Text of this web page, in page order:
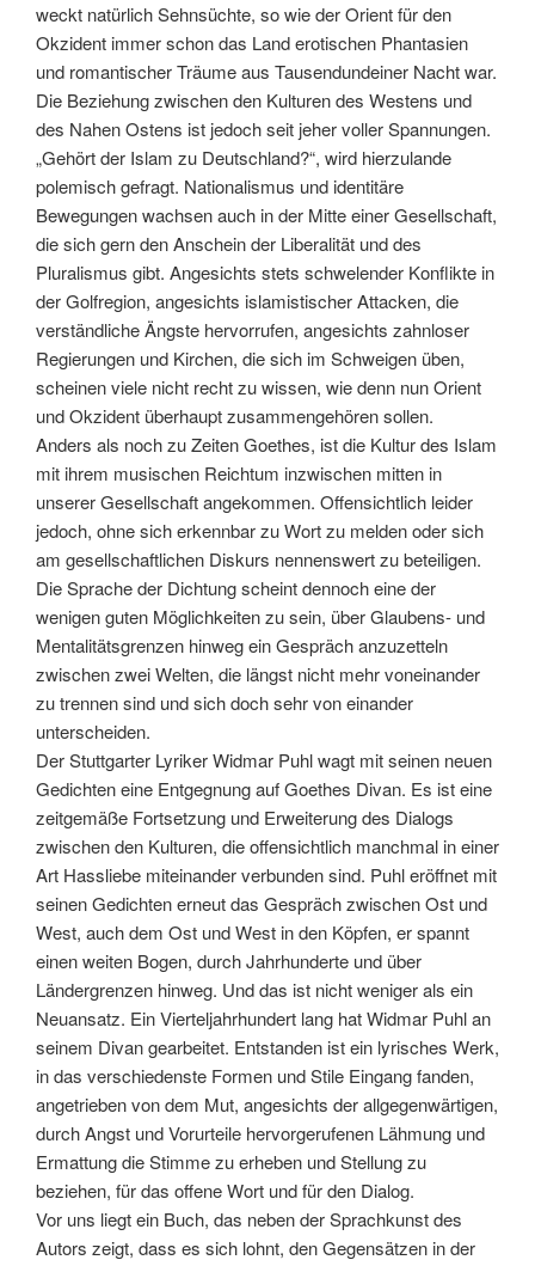
weckt natürlich Sehnsüchte, so wie der Orient für den
Okzident immer schon das Land erotischen Phantasien
und romantischer Träume aus Tausendundeiner Nacht war.
Die Beziehung zwischen den Kulturen des Westens und
des Nahen Ostens ist jedoch seit jeher voller Spannungen.
„Gehört der Islam zu Deutschland?“, wird hierzulande
polemisch gefragt. Nationalismus und identitäre
Bewegungen wachsen auch in der Mitte einer Gesellschaft,
die sich gern den Anschein der Liberalität und des
Pluralismus gibt. Angesichts stets schwelender Konflikte in
der Golfregion, angesichts islamistischer Attacken, die
verständliche Ängste hervorrufen, angesichts zahnloser
Regierungen und Kirchen, die sich im Schweigen üben,
scheinen viele nicht recht zu wissen, wie denn nun Orient
und Okzident überhaupt zusammengehören sollen.
Anders als noch zu Zeiten Goethes, ist die Kultur des Islam
mit ihrem musischen Reichtum inzwischen mitten in
unserer Gesellschaft angekommen. Offensichtlich leider
jedoch, ohne sich erkennbar zu Wort zu melden oder sich
am gesellschaftlichen Diskurs nennenswert zu beteiligen.
Die Sprache der Dichtung scheint dennoch eine der
wenigen guten Möglichkeiten zu sein, über Glaubens- und
Mentalitätsgrenzen hinweg ein Gespräch anzuzetteln
zwischen zwei Welten, die längst nicht mehr voneinander
zu trennen sind und sich doch sehr von einander
unterscheiden.
Der Stuttgarter Lyriker Widmar Puhl wagt mit seinen neuen
Gedichten eine Entgegnung auf Goethes Divan. Es ist eine
zeitgemäße Fortsetzung und Erweiterung des Dialogs
zwischen den Kulturen, die offensichtlich manchmal in einer
Art Hassliebe miteinander verbunden sind. Puhl eröffnet mit
seinen Gedichten erneut das Gespräch zwischen Ost und
West, auch dem Ost und West in den Köpfen, er spannt
einen weiten Bogen, durch Jahrhunderte und über
Ländergrenzen hinweg. Und das ist nicht weniger als ein
Neuansatz. Ein Vierteljahrhundert lang hat Widmar Puhl an
seinem Divan gearbeitet. Entstanden ist ein lyrisches Werk,
in das verschiedenste Formen und Stile Eingang fanden,
angetrieben von dem Mut, angesichts der allgegenwärtigen,
durch Angst und Vorurteile hervorgerufenen Lähmung und
Ermattung die Stimme zu erheben und Stellung zu
beziehen, für das offene Wort und für den Dialog.
Vor uns liegt ein Buch, das neben der Sprachkunst des
Autors zeigt, dass es sich lohnt, den Gegensätzen in der